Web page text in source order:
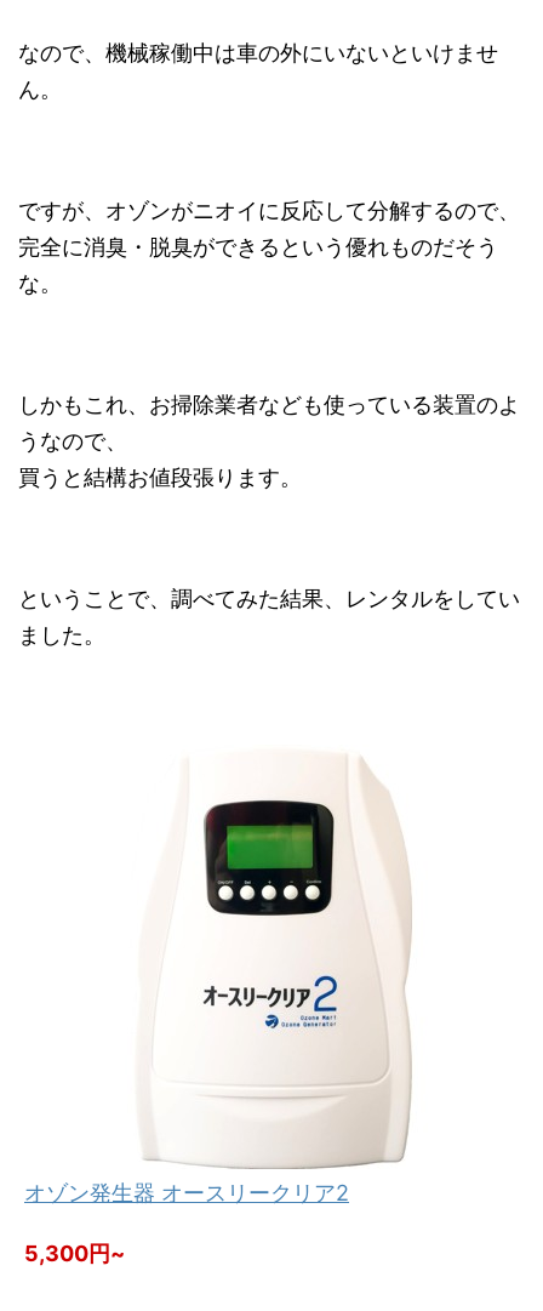
なので、機械稼働中は車の外にいないといけませ
ん。
ですが、オゾンがニオイに反応して分解するので、
完全に消臭・脱臭ができるという優れものだそう
な。
しかもこれ、お掃除業者なども使っている装置のよ
うなので、
買うと結構お値段張ります。
ということで、調べてみた結果、レンタルをしてい
ました。
オゾン発生器 オースリークリア2
5,300円~